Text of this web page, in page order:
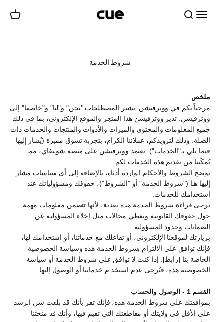
قائمة طعام
يبحث Cueairwasher عربة
شروط الخدمة
ملخص
مرحباً بكم في ووترفيشن! تشير المصطلحات "نحن" و"لنا" و"خاصتنا" إلى
ووترفيشن. تدير ووترفيشن هذا المتجر والموقع الإلكتروني، بما في ذلك
جميع المعلومات والمحتوى والميزات والأدوات والمنتجات والخدمات ذات
الصلة، وذلك لتزويدكم، عملائنا الكرام، بتجربة تسوق مميزة (يُشار إليها
فيما يلي بـ"الخدمات"). تعتمد ووترفيشن على منصة شوبيفاي، مما
يُمكّننا من تقديم هذه الخدمات لكم.
توضح الشروط والأحكام الواردة أدناه، بالإضافة إلى أي سياسات مشار
إليها هنا ("شروط الخدمة" أو "الشروط")، حقوقك ومسؤولياتك عند
استخدامك للخدمات.
يرجى قراءة شروط الخدمة هذه بعناية، لأنها تتضمن معلومات مهمة
حول حقوقك القانونية وتغطي مجالات مثل إخلاء المسؤولية عن
الضمانات وحدود المسؤولية.
بزيارتك لموقعنا الإلكتروني، أو تفاعلك مع خدماتنا، أو استخدامك لها،
فإنك توافق على الالتزام بشروط الخدمة هذه وسياسة الخصوصية
الخاصة بنا [رابط]. إذا كنت لا توافق على شروط الخدمة أو سياسة
الخصوصية هذه، فيُرجى عدم استخدام خدماتنا أو الوصول إليها.
القسم 1 - الوصول والحساب
بموافقتك على شروط الخدمة هذه، فإنك تقر بأنك قد بلغت سن الرشد
على الأقل في ولايتك أو مقاطعتك التي تقيم فيها، وأنك قد منحتنا